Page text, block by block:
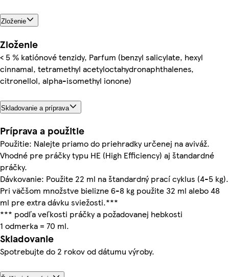
Zloženie
Zloženie
< 5 % katiónové tenzidy, Parfum (benzyl salicylate, hexyl
cinnamal, tetramethyl acetyloctahydronaphthalenes,
citronellol, alpha-isomethyl ionone)
Skladovanie a príprava
Príprava a použitie
Použitie: Nalejte priamo do priehradky určenej na aviváž.
Vhodné pre práčky typu HE (High Efficiency) aj štandardné
práčky.
Dávkovanie: Použite 22 ml na štandardný prací cyklus (4-5 kg).
Pri väčšom množstve bielizne 6-8 kg použite 32 ml alebo 48
ml pre extra dávku sviežosti.***
*** podľa veľkosti práčky a požadovanej hebkosti
1 odmerka = 70 ml.
Skladovanie
Spotrebujte do 2 rokov od dátumu výroby.